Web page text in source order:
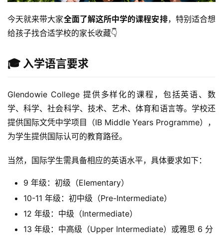
今天就来带大家全面了解这所中学的课程安排，特别适合想
给孩子找合适学校的家长收藏👇
🎓 入学语言要求
Glendowie College 提供多样化的课程，包括英语、数
学、科学、社会科学、技术、艺术、体育和语言等。学校还
提供国际文凭中学项目（IB Middle Years Programme），
为学生提供国际认可的教育路径。
当然，国际学生需具备相应的英语水平，具体要求如下：
9 年级：初级（Elementary）
10-11 年级：初中级（Pre-Intermediate）
12 年级：中级（Intermediate）
13 年级：中高级（Upper Intermediate）或雅思 6 分